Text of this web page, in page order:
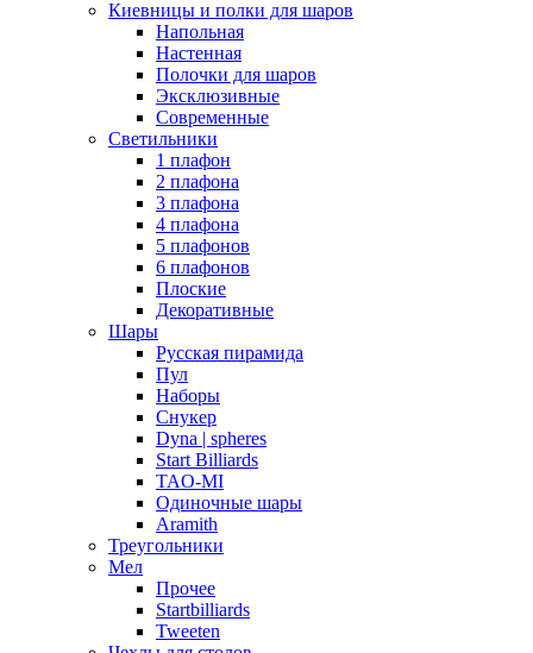
Киевницы и полки для шаров
Напольная
Настенная
Полочки для шаров
Эксклюзивные
Современные
Светильники
1 плафон
2 плафона
3 плафона
4 плафона
5 плафонов
6 плафонов
Плоские
Декоративные
Шары
Русская пирамида
Пул
Наборы
Снукер
Dyna | spheres
Start Billiards
TAO-MI
Одиночные шары
Aramith
Треугольники
Мел
Прочее
Startbilliards
Tweeten